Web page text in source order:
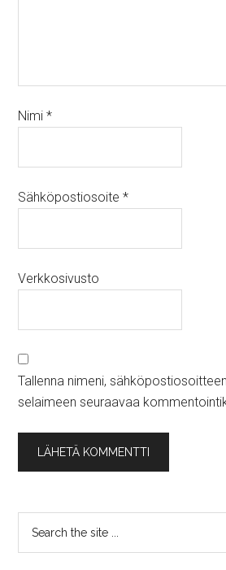
Nimi*
Sähköpostiosoite*
Verkkosivusto
Tallenna nimeni,
selaimeen seuraavaa